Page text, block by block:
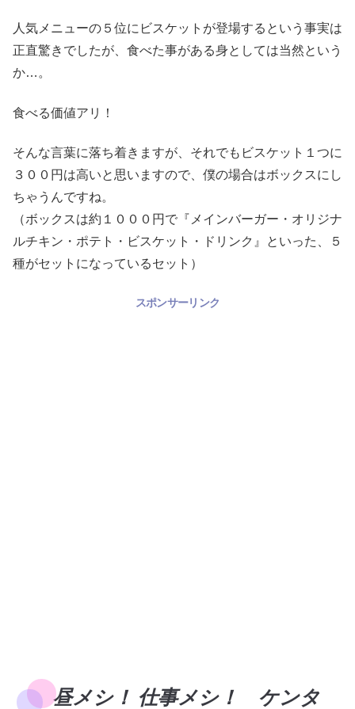
人気メニューの５位にビスケットが登場するという事実は
正直驚きでしたが、食べた事がある身としては当然という
か…。
食べる価値アリ！
そんな言葉に落ち着きますが、それでもビスケット１つに
３００円は高いと思いますので、僕の場合はボックスにし
ちゃうんですね。
（ボックスは約１０００円で『メインバーガー・オリジナ
ルチキン・ポテト・ビスケット・ドリンク』といった、５
種がセットになっているセット）
スポンサーリンク
昼メシ！ 仕事メシ！ ケンタ